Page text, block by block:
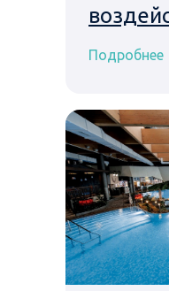
Подробнее